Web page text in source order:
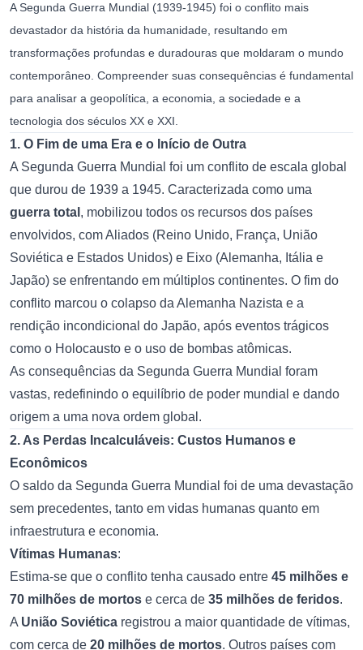
A Segunda Guerra Mundial (1939-1945) foi o conflito mais
devastador da história da humanidade, resultando em
transformações profundas e duradouras que moldaram o mundo
contemporâneo. Compreender suas consequências é fundamental
para analisar a geopolítica, a economia, a sociedade e a
tecnologia dos séculos XX e XXI.
1. O Fim de uma Era e o Início de Outra
A Segunda Guerra Mundial foi um conflito de escala global
que durou de 1939 a 1945. Caracterizada como uma
guerra total , mobilizou todos os recursos dos países
envolvidos, com Aliados (Reino Unido, França, União
Soviética e Estados Unidos) e Eixo (Alemanha, Itália e
Japão) se enfrentando em múltiplos continentes. O fim do
conflito marcou o colapso da Alemanha Nazista e a
rendição incondicional do Japão, após eventos trágicos
como o Holocausto e o uso de bombas atômicas.
As consequências da Segunda Guerra Mundial foram
vastas, redefinindo o equilíbrio de poder mundial e dando
origem a uma nova ordem global.
2. As Perdas Incalculáveis: Custos Humanos e
Econômicos
O saldo da Segunda Guerra Mundial foi de uma devastação
sem precedentes, tanto em vidas humanas quanto em
infraestrutura e economia.
Vítimas Humanas:
Estima-se que o conflito tenha causado entre 45 milhões e
70 milhões de mortos e cerca de 35 milhões de feridos.
A União Soviética registrou a maior quantidade de vítimas,
com cerca de 20 milhões de mortos. Outros países com